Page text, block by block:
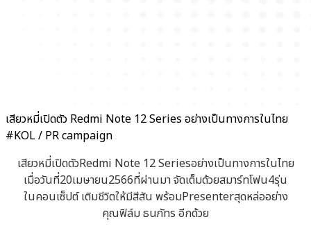
เสียวหมี่เปิดตัว Redmi Note 12 Series อย่างเป็นทางการในไทย
#KOL / PR campaign
เสียวหมี่เปิดตัวRedmi Note 12 Seriesอย่างเป็นทางการในไทย
เมื่อวันที่20เมษายน2566ที่ผ่านมา จัดเต็มด้วยสมาร์ทโฟน4รุ่น
ในคอนเซ็ปต์ เติมชีวิตให้มีสีสัน พร้อมPresenterสุดหล่ออย่าง
คุณฟิล์ม ธนภัทร อีกด้วย